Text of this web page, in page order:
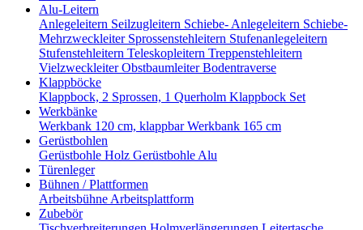
Alu-Leitern
Anlegeleitern Seilzugleitern Schiebe- Anlegeleitern Schiebe-
Mehrzweckleiter Sprossenstehleitern Stufenanlegeleitern
Stufenstehleitern Teleskopleitern Treppenstehleitern
VielzweckleiterObstbaumleiterBodentraverse
Klappböcke
Klappbock, 2 Sprossen, 1 Querholm Klappbock Set
Werkbänke
Werkbank 120 cm, klappbarWerkbank 165 cm
Gerüstbohlen
Gerüstbohle Holz Gerüstbohle Alu
Türenleger
Bühnen / Plattformen
Arbeitsbühne Arbeitsplattform
Zubebör